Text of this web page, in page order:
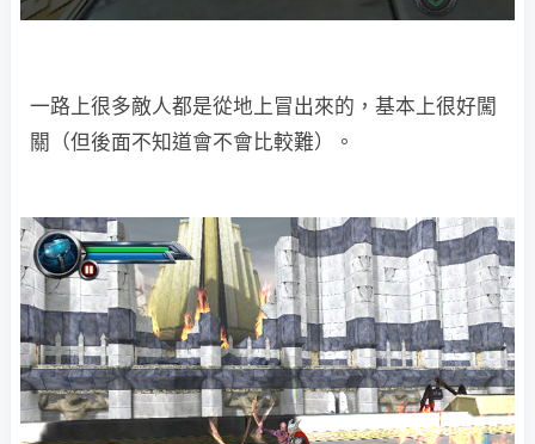
一路上很多敵人都是從地上冒出來的，基本上很好闖
關（但後面不知道會不會比較難）。